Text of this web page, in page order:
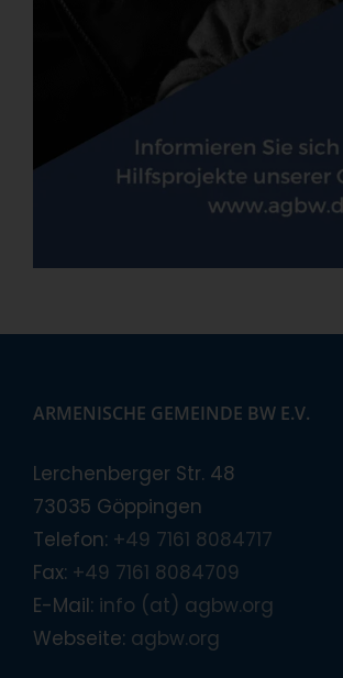
ARMENISCHE GEMEINDE BW E.V.
Lerchenberger Str. 48
73035 Göppingen
Telefon: +49 7161 8084717
Fax: +49 7161 8084709
E-Mail: info (at) agbw.org
Webseite: agbw.org